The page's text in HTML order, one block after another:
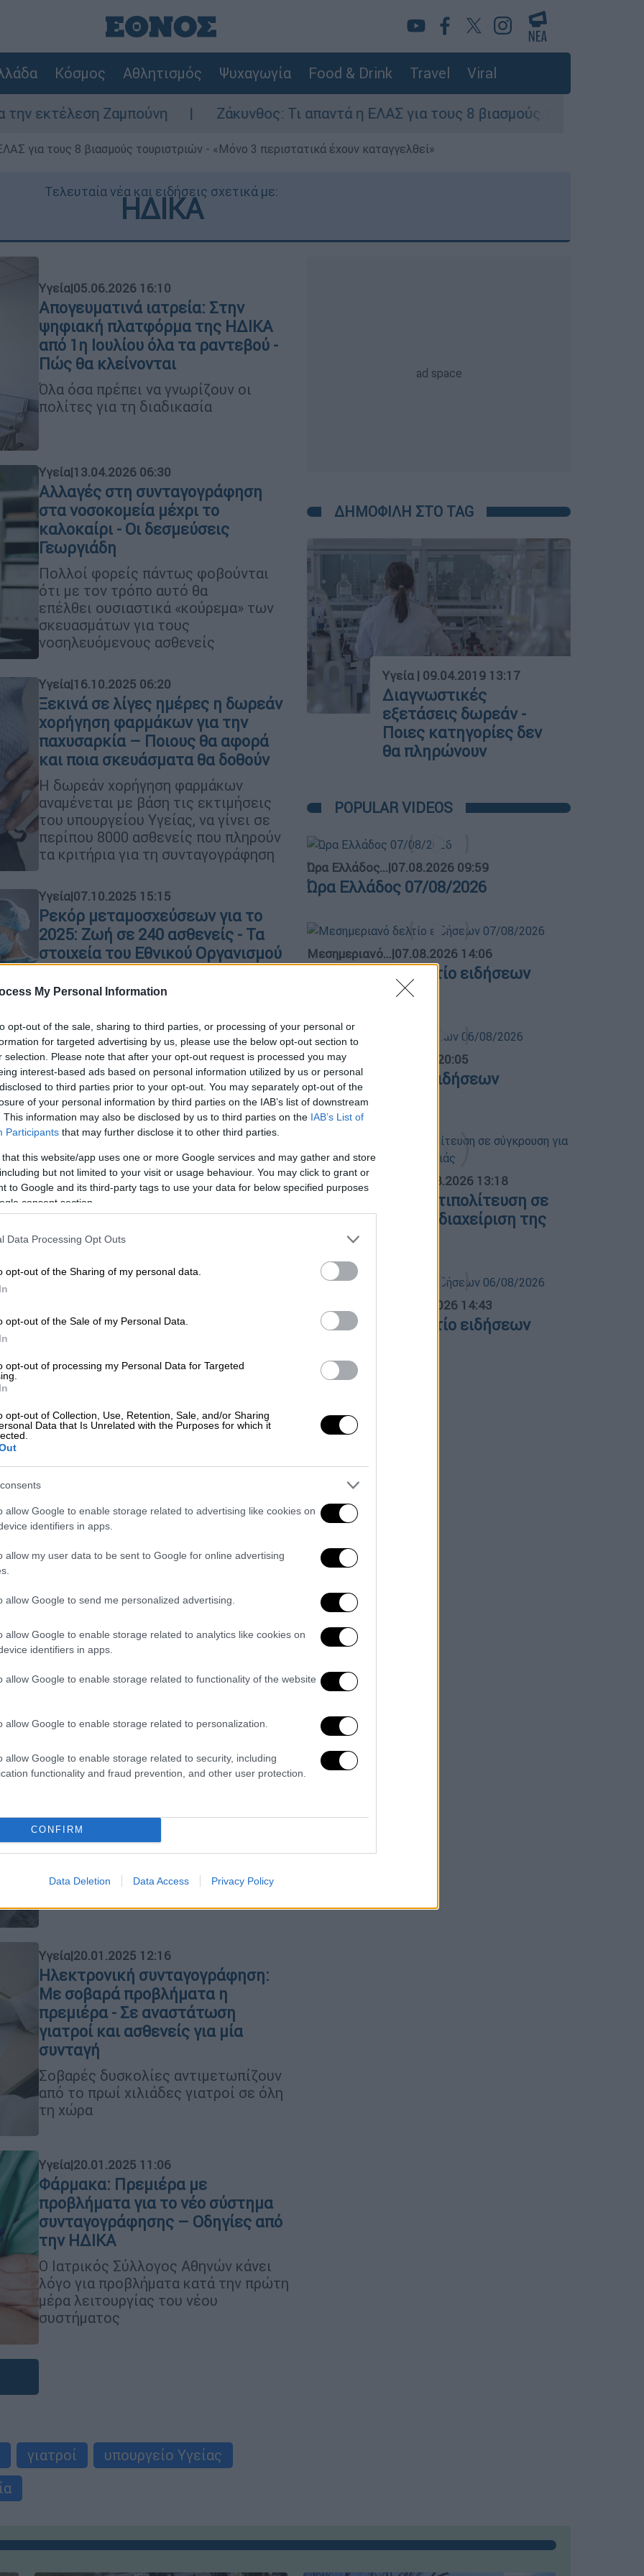
My Personal Information
opt-out of the sale, sharing to third parties, or processing of your personal or
for targeted advertising by us, please use the below opt-out section to
selection. Please note that after your opt-out request is processed you may
interest-based ads based on personal information utilized by us or personal
to third parties prior to your opt-out. You may separately opt-out of the
of your personal information by third parties on the IAB’s list of downstream
This information may also be disclosed by us to third parties on the IAB’s List of
Participants that may further disclose it to other third parties.
that this website/app uses one or more Google services and may gather and store
but not limited to your visit or usage behaviour. You may click to grant or
to Google and its third-party tags to use your data for below specified purposes
consent section.
Data Processing Opt Outs
opt-out of the Sharing of my personal data.
opt-out of the Sale of my Personal Data.
opt-out of processing my Personal Data for Targeted
opt-out of Collection, Use, Retention, Sale, and/or Sharing
Data that Is Unrelated with the Purposes for which it
allow Google to enable storage related to advertising like cookies on
identifiers in apps.
allow my user data to be sent to Google for online advertising
allow Google to send me personalized advertising.
allow Google to enable storage related to analytics like cookies on
identifiers in apps.
allow Google to enable storage related to functionality of the website
allow Google to enable storage related to personalization.
allow Google to enable storage related to security, including
functionality and fraud prevention, and other user protection.
CONFIRM
Data Deletion Data Access Privacy Policy
Κόσμος Αθλητισμός Ψυχαγωγία Food & Drink Travel Viral
Ζάκυνθος: Τι απαντά η ΕΛΑΣ για τους 8 βιασμούς τουριστριών - «Μόνο 3
για τους 8 βιασμούς τουριστριών - «Μόνο 3 περιστατικά έχουν καταγγελθεί»
Τελευταία νέα και ειδήσεις σχετικά με:
ΗΔΙΚΑ
Υγεία|05.06.2026 16:10
Απογευματινά ιατρεία: Στην
ψηφιακή πλατφόρμα της ΗΔΙΚΑ
από 1η Ιουλίου όλα τα ραντεβού -
Πώς θα κλείνονται
Όλα όσα πρέπει να γνωρίζουν οι
πολίτες για τη διαδικασία
Υγεία|13.04.2026 06:30
Αλλαγές στη συνταγογράφηση
στα νοσοκομεία μέχρι το
καλοκαίρι - Οι δεσμεύσεις
Γεωργιάδη
Πολλοί φορείς πάντως φοβούνται
ότι με τον τρόπο αυτό θα
επέλθει ουσιαστικά «κούρεμα» των
σκευασμάτων για τους
νοσηλευόμενους ασθενείς
Υγεία|16.10.2025 06:20
Ξεκινά σε λίγες ημέρες η δωρεάν
χορήγηση φαρμάκων για την
παχυσαρκία – Ποιους θα αφορά
και ποια σκευάσματα θα δοθούν
Η δωρεάν χορήγηση φαρμάκων
αναμένεται με βάση τις εκτιμήσεις
του υπουργείου Υγείας, να γίνει σε
περίπου 8000 ασθενείς που πληρούν
τα κριτήρια για τη συνταγογράφηση
Υγεία|07.10.2025 15:15
Ρεκόρ μεταμοσχεύσεων για το
2025: Ζωή σε 240 ασθενείς - Τα
στοιχεία του Εθνικού Οργανισμού
Οι 111 δότες του 2025 χάρισαν ζωή
τους 238 που μεταμοσχεύτηκαν από
αποβιώσαντες δότες οργάνων το
2024
Υγεία|11.09.2025 12:20
Αλλάζουν όλα στα εξωτερικά
Οκτωβρίου – Τι πρέπει να κάνουν
οι γιατροί μέχρι 15 Σεπτεμβρίου
Να σημειωθεί ότι τα Τακτικά
(Τ.Ε.Ι.) λειτουργούν σε όλα τα
πρωτοβάθμιας περίθαλψης
Υγεία|26.05.2025 05:29
όλους τους γιατρούς ο Εθνικός
Ηλεκτρονικός Φάκελος Υγείας -
Ο ηλεκτρονικός φάκελος που υπάρχει
σήμερα σε πλήρη λειτουργία για όλο
το ιατρικό προσωπικό της χώρας
ΗΔΙΚΑ: Πώς δικαιολογεί τις νέες
συνταγογράφηση
συνταγογραφούν σε ολόκληρη τη
χώρα, διαπιστώνουν όλο και νέες
δυσκολίες για την εξυπηρέτηση των
Υγεία|20.01.2025 15:25
Εξώδικο ΙΣΑ στην ΗΔΙΚΑ για τα
συνταγογράφηση - Τι αναφέρει
Ο ΙΣΑ απέστειλε εξώδικο στην ΗΔΙΚΑ
και την καλεί να προχωρήσει σε
οριστική επίλυση των προβλημάτων
συνταγογράφησης
Υγεία|20.01.2025 12:16
Ηλεκτρονική συνταγογράφηση:
Με σοβαρά προβλήματα η
πρεμιέρα - Σε αναστάτωση
γιατροί και ασθενείς για μία
συνταγή
Σοβαρές δυσκολίες αντιμετωπίζουν
από το πρωί χιλιάδες γιατροί σε όλη
τη χώρα
Υγεία|20.01.2025 11:06
Φάρμακα: Πρεμιέρα με
προβλήματα για το νέο σύστημα
συνταγογράφησης – Οδηγίες από
την ΗΔΙΚΑ
Ο Ιατρικός Σύλλογος Αθηνών κάνει
λόγο για προβλήματα κατά την πρώτη
μέρα λειτουργίας του νέου
συστήματος
γιατροί
υπουργείο Υγείας
ΔΗΜΟΦΙΛΗ ΣΤΟ TAG
01 Υγεία | 09.04.2019 13:17
Διαγνωστικές
εξετάσεις δωρεάν -
Ποιες κατηγορίες δεν
θα πληρώνουν
POPULAR VIDEOS
Ώρα Ελλάδος...|07.08.2026 09:59
Ώρα Ελλάδος 07/08/2026
Μεσημεριανό...|07.08.2026 14:06
Μεσημεριανό δελτίο ειδήσεων
Κεντρικό... 06.08.2026 20:05
Κεντρικό δελτίο ειδήσεων
06/08/2026
ΑΠΟΣΠΑΣΜΑΤΑ... 06.08.2026 13:18
Κυβέρνηση και αντιπολίτευση σε
σύγκρουση για τη διαχείριση της
πυρκαγιάς
06.08.2026 14:43
Μεσημεριανό δελτίο ειδήσεων